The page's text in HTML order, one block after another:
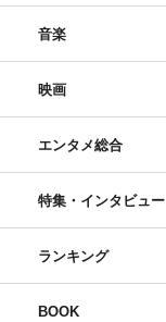
音楽
映画
エンタメ総合
特集・インタビュー
ランキング
BOOK